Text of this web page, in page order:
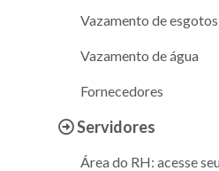
Vazamento de esgotos
Vazamento de água
Fornecedores
Servidores
Área do RH: acesse